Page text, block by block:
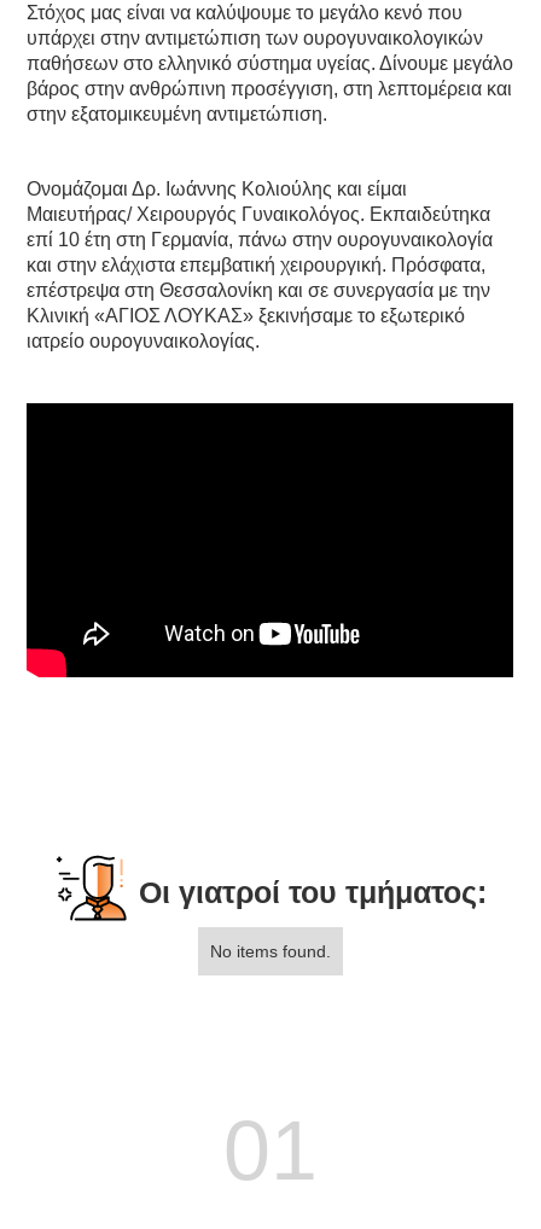
Στόχος μας είναι να καλύψουμε το μεγάλο κενό που
υπάρχει στην αντιμετώπιση των ουρογυναικολογικών
παθήσεων στο ελληνικό σύστημα υγείας. Δίνουμε μεγάλο
βάρος στην ανθρώπινη προσέγγιση, στη λεπτομέρεια και
στην εξατομικευμένη αντιμετώπιση.
Ονομάζομαι Δρ. Ιωάννης Κολιούλης και είμαι
Μαιευτήρας/ Χειρουργός Γυναικολόγος. Εκπαιδεύτηκα
επί 10 έτη στη Γερμανία, πάνω στην ουρογυναικολογία
και στην ελάχιστα επεμβατική χειρουργική. Πρόσφατα,
επέστρεψα στη Θεσσαλονίκη και σε συνεργασία με την
Κλινική «ΑΓΙΟΣ ΛΟΥΚΑΣ» ξεκινήσαμε το εξωτερικό
ιατρείο ουρογυναικολογίας.
Οι γιατροί του τμήματος:
No items found.
01